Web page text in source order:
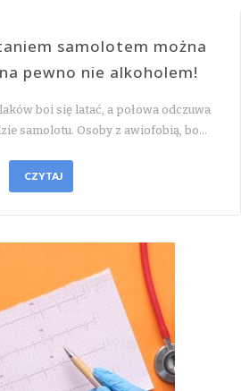
samolotem można
pewno nie alkoholem!
boi się latać, a połowa odczuwa
samolotu. Osoby z awiofobią, bo…
CZYTAJ